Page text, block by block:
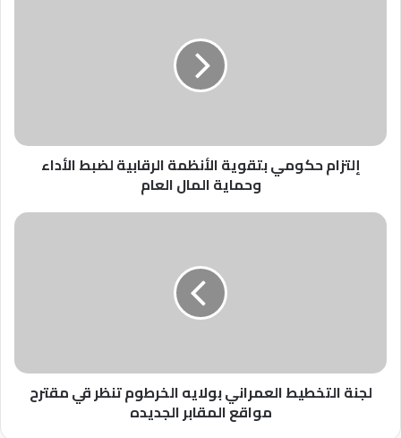
المال
إلتزام حكومي بتقوية الأنظمة الرقابية لضبط الأداء
وحماية المال العام
لجنة
مواقع
المقابر
لجنة التخطيط العمراني بولايه الخرطوم تنظر قي مقترح
مواقع المقابر الجديده